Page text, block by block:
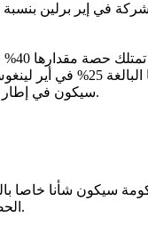
الحكومة الأيرلندية في
سيكون في إطار حملة لجمع 2 مليار يورو (2.6 مليار دولار) من أصول حكومية للوفاء بالتزاماتها نحو صندوق النقد الدولي.
الحصة إلى الاتحاد للطيران، وذلك في أعقاب ترتيب وزير النقل ليو فارداكر لقاء مع هوغان لأغراض سياحية.